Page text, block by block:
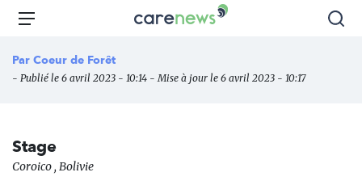
Aller
principal
Carenews,
des
Menu
Par Coeur de Forêt
- Publié le 6 avril 2023 - 10:14 - Mise à jour le 6 avril 2023 - 10:17
Stage
Coroico , Bolivie